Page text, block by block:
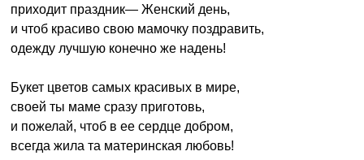
приходит праздник— Женский день,
и чтоб красиво свою мамочку поздравить,
одежду лучшую конечно же надень!
Букет цветов самых красивых в мире,
своей ты маме сразу приготовь,
и пожелай, чтоб в ее сердце добром,
всегда жила та материнская любовь!